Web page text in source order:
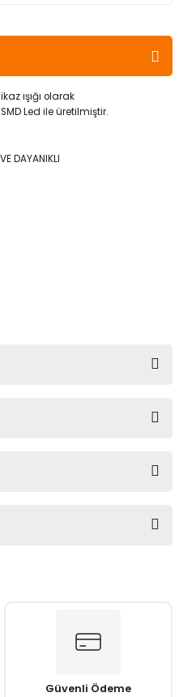
ışığı olarak
Led ile üretilmiştir.
DAYANIKLI
görüntülenemiyor.
Güvenli Ödeme